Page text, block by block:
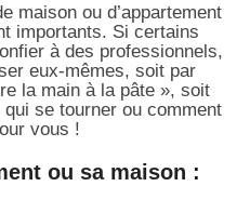
maison ou d’appartement
importants. Si certains
à des professionnels,
eux-mêmes, soit par
la main à la pâte », soit
se tourner ou comment
vous !
ou sa maison :